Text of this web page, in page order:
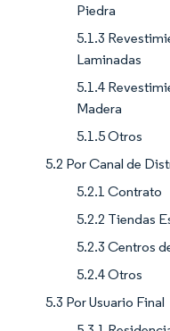
Piedra
5.1.3
Laminadas
5.1.4
Madera
5.1.5 Otros
5.2 Por Canal de
5.2.1 Contrato
5.2.2 Tiendas
5.2.3 Centros
5.2.4 Otros
5.3 Por Usuario Final